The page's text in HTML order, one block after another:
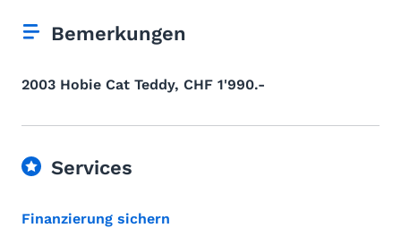
Bemerkungen
2003 Hobie Cat Teddy, CHF 1'990.-
Services
Finanzierung sichern